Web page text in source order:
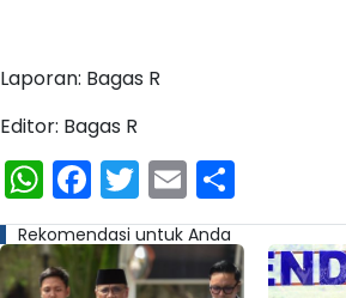
Laporan: Bagas R
Editor: Bagas R
WhatsApp
Facebook
Twitter
Email
Rekomendasi untuk Anda